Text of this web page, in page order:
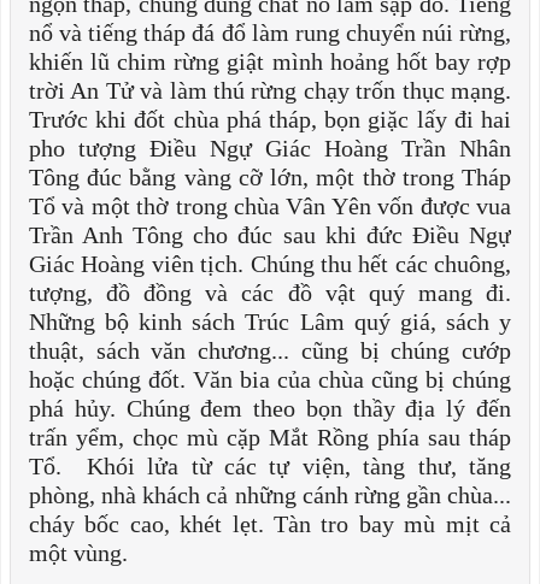
nổ và tiếng tháp đá đổ làm rung chuyển núi rừng,
khiến lũ chim rừng giật mình hoảng hốt bay rợp
trời An Tử và làm thú rừng chạy trốn thục mạng.
Trước khi đốt chùa phá tháp, bọn giặc lấy đi hai
pho tượng Điều Ngự Giác Hoàng Trần Nhân
Tông đúc bằng vàng cỡ lớn, một thờ trong Tháp
Tổ và một thờ trong chùa Vân Yên vốn được vua
Trần Anh Tông cho đúc sau khi đức Điều Ngự
Giác Hoàng viên tịch. Chúng thu hết các chuông,
tượng, đồ đồng và các đồ vật quý mang đi.
Những bộ kinh sách Trúc Lâm quý giá, sách y
thuật, sách văn chương... cũng bị chúng cướp
hoặc chúng đốt. Văn bia của chùa cũng bị chúng
phá hủy. Chúng đem theo bọn thầy địa lý đến
trấn yểm, chọc mù cặp Mắt Rồng phía sau tháp
Tổ. Khói lửa từ các tự viện, tàng thư, tăng
phòng, nhà khách cả những cánh rừng gần chùa...
cháy bốc cao, khét lẹt. Tàn tro bay mù mịt cả
một vùng.